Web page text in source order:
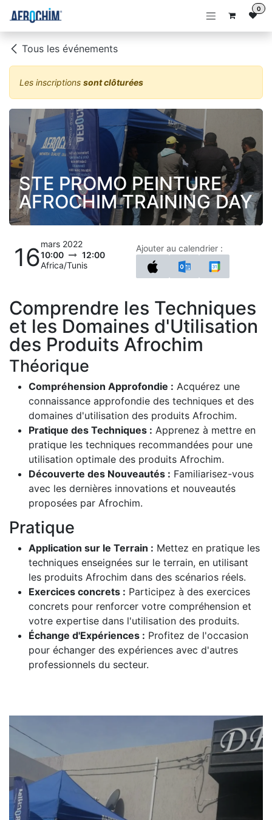
Se rendre au contenu 0
Tous les événements
Les inscriptions sont clôturées
STE PROMO PEINTURE
AFROCHIM TRAINING DAY
16mars 2022
10:00
12:00
Africa/Tunis
Ajouter au calendrier :
Comprendre les Techniques
et les Domaines d'Utilisation
des Produits Afrochim
Théorique
Compréhension Approfondie : Acquérez une
connaissance approfondie des techniques et des
domaines d'utilisation des produits Afrochim.
Pratique des Techniques : Apprenez à mettre en
pratique les techniques recommandées pour une
utilisation optimale des produits Afrochim.
Découverte des Nouveautés : Familiarisez-vous
avec les dernières innovations et nouveautés
proposées par Afrochim.
Pratique
Application sur le Terrain : Mettez en pratique les
techniques enseignées sur le terrain, en utilisant
les produits Afrochim dans des scénarios réels.
Exercices concrets : Participez à des exercices
concrets pour renforcer votre compréhension et
votre expertise dans l'utilisation des produits.
Échange d'Expériences : Profitez de l'occasion
pour échanger des expériences avec d'autres
professionnels du secteur.